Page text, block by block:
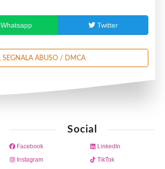
Whatsapp Twitter
SEGNALA ABUSO / DMCA
Social
Facebook
Instagram
LinkedIn
TikTok